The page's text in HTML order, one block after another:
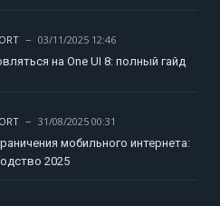
03/11/2025 12:46
на One UI 8: полный гайд
31/08/2025 00:31
мобильного интернета:
2025